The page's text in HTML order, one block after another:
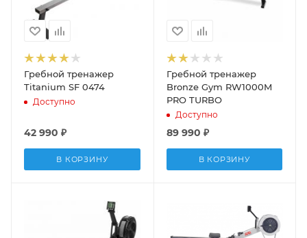
Гребной тренажер
Titanium SF 0474
Доступно
42 990 ₽
В КОРЗИНУ
Гребной тренажер
Bronze Gym RW1000M
PRO TURBO
Доступно
89 990 ₽
В КОРЗИНУ